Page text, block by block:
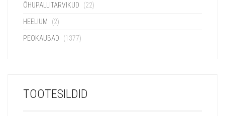
ÕHUPALLITARVIKUD (22)
HEELIUM (2)
PEOKAUBAD (1377)
TOOTESILDID